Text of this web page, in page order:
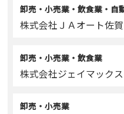
卸売・小売業・飲食業・自
株式会社ＪＡオート佐賀
卸売・小売業・飲食業
株式会社ジェイマックス
卸売・小売業